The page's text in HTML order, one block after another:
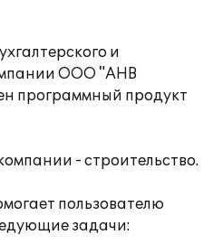
и
ООО "АНВ
программный продукт
- строительство.
пользователю
задачи: